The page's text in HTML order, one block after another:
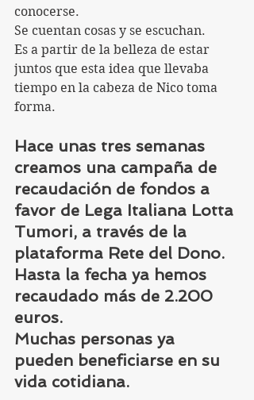
conocerse.
Se cuentan cosas y se escuchan.
Es a partir de la belleza de estar
juntos que esta idea que llevaba
tiempo en la cabeza de Nico toma
forma.
Hace unas tres semanas
creamos una campaña de
recaudación de fondos a
favor de Lega Italiana Lotta
Tumori, a través de la
plataforma Rete del Dono.
Hasta la fecha ya hemos
recaudado más de 2.200
euros.
Muchas personas ya
pueden beneficiarse en su
vida cotidiana.